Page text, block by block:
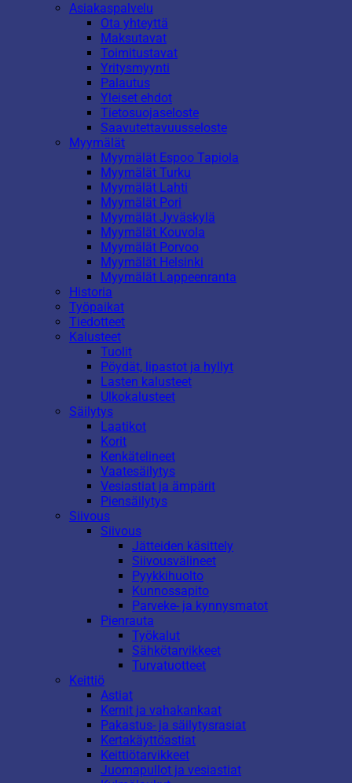
Asiakaspalvelu
Ota yhteyttä
Maksutavat
Toimitustavat
Yritysmyynti
Palautus
Yleiset ehdot
Tietosuojaseloste
Saavutettavuusseloste
Myymälät
Myymälät Espoo Tapiola
Myymälät Turku
Myymälät Lahti
Myymälät Pori
Myymälät Jyväskylä
Myymälät Kouvola
Myymälät Porvoo
Myymälät Helsinki
Myymälät Lappeenranta
Historia
Työpaikat
Tiedotteet
Kalusteet
Tuolit
Pöydät, lipastot ja hyllyt
Lasten kalusteet
Ulkokalusteet
Säilytys
Laatikot
Korit
Kenkätelineet
Vaatesäilytys
Vesiastiat ja ämpärit
Piensäilytys
Siivous
Siivous
Jätteiden käsittely
Siivousvälineet
Pyykkihuolto
Kunnossapito
Parveke- ja kynnysmatot
Pienrauta
Työkalut
Sähkötarvikkeet
Turvatuotteet
Keittiö
Astiat
Kernit ja vahakankaat
Pakastus- ja säilytysrasiat
Kertakäyttöastiat
Keittiötarvikkeet
Juomapullot ja vesiastiat